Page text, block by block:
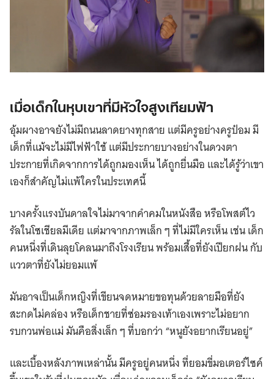
เมื่อเด็กในหุบเขาที่มีหัวใจสูงเทียมฟ้า
อุ้มผางอาจยังไม่มีถนนลาดยางทุกสาย แต่มีครูอย่างครูป๋อม มี
เด็กที่แม้จะไม่มีไฟฟ้าใช้ แต่มีประกายบางอย่างในดวงตา
ประกายที่เกิดจากการได้ถูกมองเห็น ได้ถูกยื่นมือ และได้รู้ว่าเขา
เองก็สำคัญไม่แพ้ใครในประเทศนี้
บางครั้งแรงบันดาลใจไม่มาจากคำคมในหนังสือ หรือโพสต์ไว
รัลในโซเชียลมีเดีย แต่มาจากภาพเล็ก ๆ ที่ไม่มีใครเห็น เช่น เด็ก
คนหนึ่งที่เดินลุยโคลนมาถึงโรงเรียน พร้อมเสื้อที่ยังเปียกฝน กับ
แววตาที่ยังไม่ยอมแพ้
มันอาจเป็นเด็กหญิงที่เขียนจดหมายขอทุนด้วยลายมือที่ยัง
สะกดไม่คล่อง หรือเด็กชายที่ซ่อมรองเท้าเองเพราะไม่อยาก
รบกวนพ่อแม่ มันคือสิ่งเล็ก ๆ ที่บอกว่า “หนูยังอยากเรียนอยู่”
และเบื้องหลังภาพเหล่านั้น มีครูอยู่คนหนึ่ง ที่ยอมขี่มอเตอร์ไซค์